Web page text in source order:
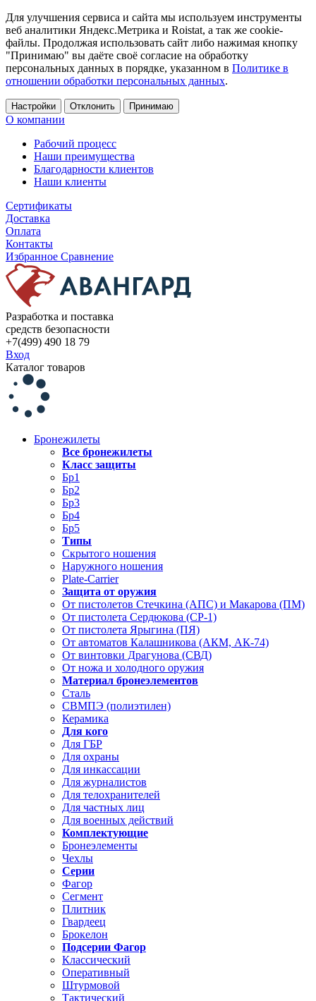
Для улучшения сервиса и сайта мы используем инструменты
веб аналитики Яндекс.Метрика и Roistat, а так же cookie-
файлы. Продолжая использовать сайт либо нажимая кнопку
"Принимаю" вы даёте своё согласие на обработку
персональных данных в порядке, указанном в Политике в
отношении обработки персональных данных.
Настройки Отклонить Принимаю
О компании
Рабочий процесс
Наши преимущества
Благодарности клиентов
Наши клиенты
Сертификаты
Доставка
Оплата
Контакты
Избранное Сравнение
Разработка и поставка
средств безопасности
+7(499) 490 18 79
Вход
Каталог товаров
Бронежилеты
Все бронежилеты
Класс защиты
Бр1
Бр2
Бр3
Бр4
Бр5
Типы
Скрытого ношения
Наружного ношения
Plate-Carrier
Защита от оружия
От пистолетов Стечкина (АПС) и Макарова (ПМ)
От пистолета Сердюкова (СР-1)
От пистолета Ярыгина (ПЯ)
От автоматов Калашникова (АКМ, АК-74)
От винтовки Драгунова (СВД)
От ножа и холодного оружия
Материал бронеэлементов
Сталь
СВМПЭ (полиэтилен)
Керамика
Для кого
Для ГБР
Для охраны
Для инкассации
Для журналистов
Для телохранителей
Для частных лиц
Для военных действий
Комплектующие
Бронеэлементы
Чехлы
Серии
Фагор
Сегмент
Плитник
Гвардеец
Брокелон
Подсерии Фагор
Классический
Оперативный
Штурмовой
Тактический